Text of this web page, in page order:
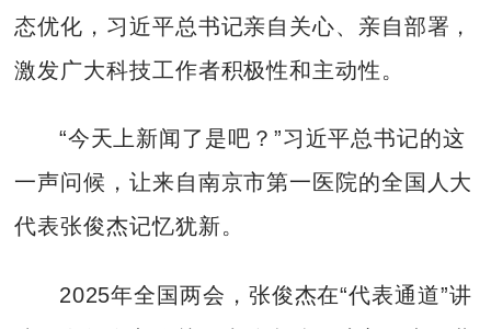
态优化，习近平总书记亲自关心、亲自部署，
激发广大科技工作者积极性和主动性。
“今天上新闻了是吧？”习近平总书记的这
一声问候，让来自南京市第一医院的全国人大
代表张俊杰记忆犹新。
2025年全国两会，张俊杰在“代表通道”讲